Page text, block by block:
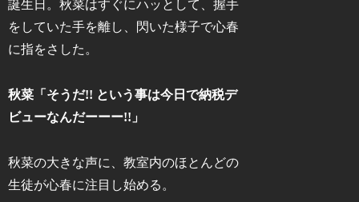
誕生日。秋菜はすぐにハッとして、握手
をしていた手を離し、閃いた様子で心春
に指をさした。
秋菜「そうだ!! という事は今日で納税デ
ビューなんだーーー!!」
秋菜の大きな声に、教室内のほとんどの
生徒が心春に注目し始める。